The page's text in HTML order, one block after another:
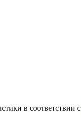
в соответствии с